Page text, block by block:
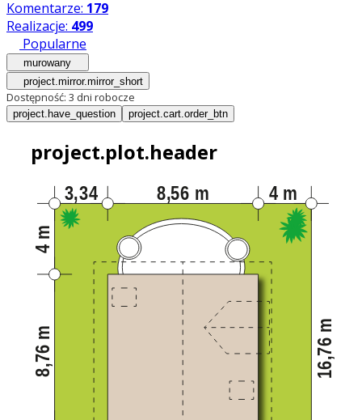
Komentarze: 179
Realizacje: 499
Popularne
murowany
project.mirror.mirror_short
Dostępność: 3 dni robocze
project.have_question project.cart.order_btn
project.plot.header